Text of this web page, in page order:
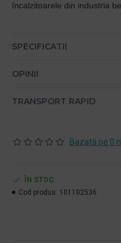
încalzitoarele din industria
SPECIFICATII
OPINII
TRANSPORT RAPID
Bazată pe 0
ÎN STOC
Cod produs: 101102536